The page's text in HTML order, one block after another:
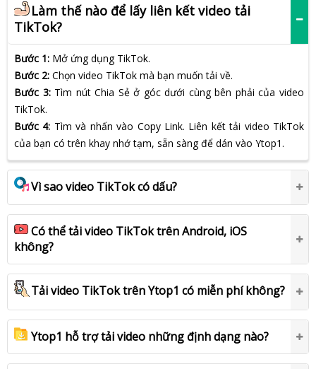
Làm thế nào để lấy liên kết video tải
TikTok?
Bước 1: Mở ứng dụng TikTok.
Bước 2: Chọn video TikTok mà bạn muốn tải về.
Bước 3: Tìm nút Chia Sẻ ở góc dưới cùng bên phải của video
TikTok.
Bước 4: Tìm và nhấn vào Copy Link. Liên kết tải video TikTok
của bạn có trên khay nhớ tạm, sẵn sàng để dán vào Ytop1.
Vì sao video TikTok có dấu?
Có thể tải video TikTok trên Android, iOS
không?
Tải video TikTok trên Ytop1 có miễn phí không?
Ytop1 hỗ trợ tải video những định dạng nào?